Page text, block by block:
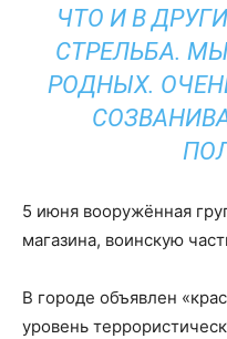
ЧТО И В
СТРЕЛЬБА.
РОДНЫХ.
5 июня вооружённая
магазина, воинскую
В городе объявлен
уровень